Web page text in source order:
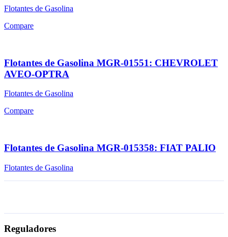
Flotantes de Gasolina
Compare
Flotantes de Gasolina MGR-01551: CHEVROLET
AVEO-OPTRA
Flotantes de Gasolina
Compare
Flotantes de Gasolina MGR-015358: FIAT PALIO
Flotantes de Gasolina
Reguladores